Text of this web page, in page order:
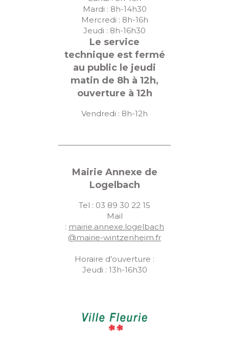
Mardi : 8h-14h30
Mercredi : 8h-16h
Jeudi : 8h-16h30
Le service
technique est fermé
au public le jeudi
matin de 8h à 12h,
ouverture à 12h
Vendredi : 8h-12h
Mairie Annexe de
Logelbach
Tel : 03 89 30 22 15
Mail
: mairie.annexe.logelbach
@mairie-wintzenheim.fr
Horaire d’ouverture :
Jeudi : 13h-16h30